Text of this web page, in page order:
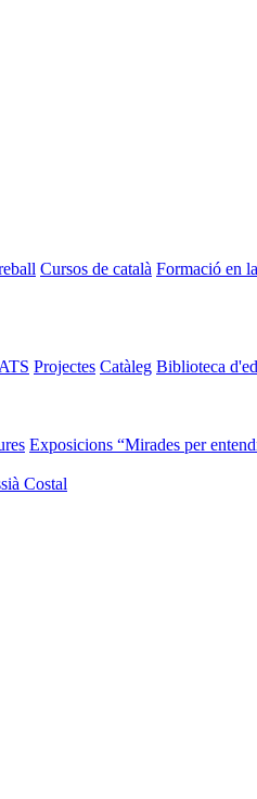
Cursos de català Formació en
Projectes Catàleg Biblioteca
Exposicions “Mirades per
Costal